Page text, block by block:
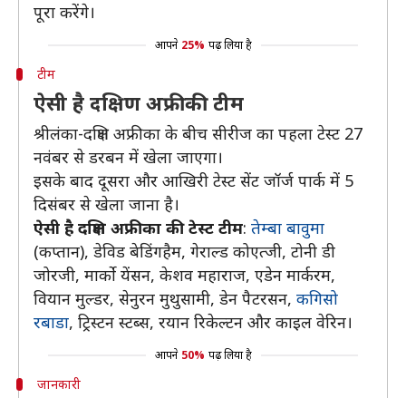
पूरा करेंगे।
आपने 25% पढ़ लिया है
टीम
ऐसी है दक्षिण अफ्रीकी टीम
श्रीलंका-दक्षिण अफ्रीका के बीच सीरीज का पहला टेस्ट 27
नवंबर से डरबन में खेला जाएगा।
इसके बाद दूसरा और आखिरी टेस्ट सेंट जॉर्ज पार्क में 5
दिसंबर से खेला जाना है।
ऐसी है दक्षिण अफ्रीका की टेस्ट टीम: तेम्बा बावुमा
(कप्तान), डेविड बेडिंगहैम, गेराल्ड कोएत्जी, टोनी डी
जोरजी, मार्को येंसन, केशव महाराज, एडेन मार्करम,
वियान मुल्डर, सेनुरन मुथुसामी, डेन पैटरसन, कगिसो
रबाडा, ट्रिस्टन स्टब्स, रयान रिकेल्टन और काइल वेरिन।
आपने 50% पढ़ लिया है
जानकारी